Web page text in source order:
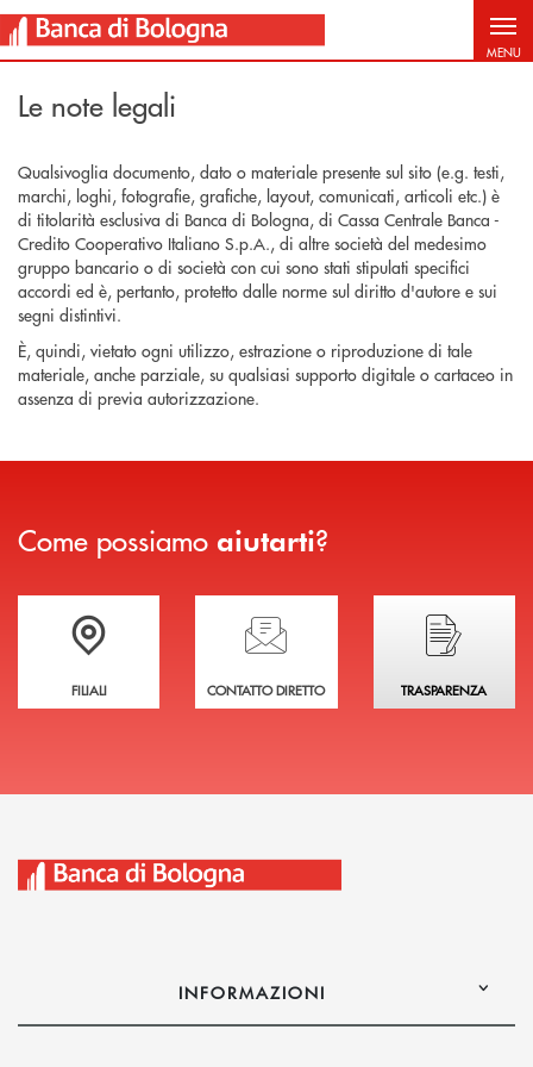
Salta al contenuto principale
MENU
Le note legali
Qualsivoglia documento, dato o materiale presente sul sito (e.g. testi,
marchi, loghi, fotografie, grafiche, layout, comunicati, articoli etc.) è
di titolarità esclusiva di Banca di Bologna, di Cassa Centrale Banca -
Credito Cooperativo Italiano S.p.A., di altre società del medesimo
gruppo bancario o di società con cui sono stati stipulati specifici
accordi ed è, pertanto, protetto dalle norme sul diritto d'autore e sui
segni distintivi.
È, quindi, vietato ogni utilizzo, estrazione o riproduzione di tale
materiale, anche parziale, su qualsiasi supporto digitale o cartaceo in
assenza di previa autorizzazione.
Come possiamo aiutarti?
Trova la filiale più vicina a te
FILIALI
Hai bisogno di assistenza immediata?
CONTATTO DIRETTO
Hai bisogno di
TRASPARENZA
INFORMAZIONI